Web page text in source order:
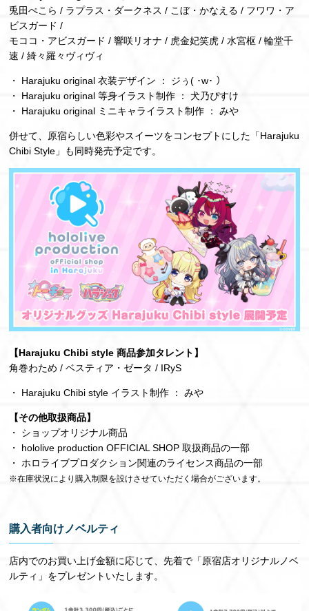
兎田ぺこら / ラプラス・ダークネス / こぼ・かなえる / フワワ・ア
ビスガード /
モココ・アビスガード / 響咲リオナ / 虎金妃笑虎 / 水宮枢 / 輪堂千
速 / 綺々羅々ヴィヴィ
・ Harajuku original 衣装デザイン ： ジぅ( ･w･ ）
・ Harajuku original 等身イラスト制作 ： 犬乃ぴすけ
・ Harajuku original ミニキャライラスト制作 ： みや
併せて、原宿らしい色彩やスイーツをコンセプトにした「Harajuku
Chibi Style」も同時発売予定です。
【Harajuku Chibi style 商品参加タレント】
角巻わため / ベスティア・ゼータ / IRyS
・ Harajuku Chibi style イラスト制作 ： みや
【その他取扱商品】
・ ショップオリジナル商品
・ hololive production OFFICIAL SHOP 取扱商品の一部
・ ホロライブプロダクション関連のライセンス商品の一部
※在庫状況により購入制限を設けさせていただく場合がございます。
購入者向けノベルティ
店内でのお買い上げ金額に応じて、先着で「原宿店オリジナルノベ
ルティ」をプレゼントいたします。